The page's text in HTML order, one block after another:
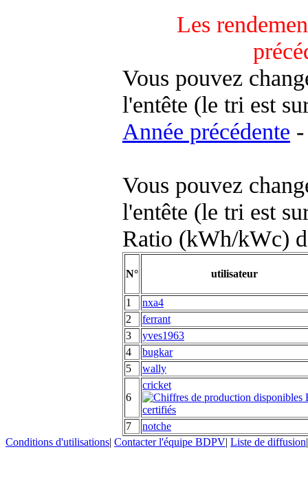
Les
Vous pouvez
l'entête (le tri est
Année précédente
Vous pouvez
l'entête (le tri est
Ratio (kWh/kWc)
N° utilisateur
1
nxa4
2
ferrant
3
yves1963
4
bugkar
5
wally
6
cricket
7
notche
Conditions d'utilisations| Contacter l'équipe BDPV| Liste de diffusion